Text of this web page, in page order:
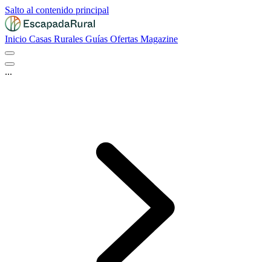
Salto al contenido principal
Inicio Casas Rurales Guías Ofertas Magazine
...